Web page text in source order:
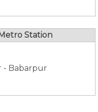
Station
- Babarpur